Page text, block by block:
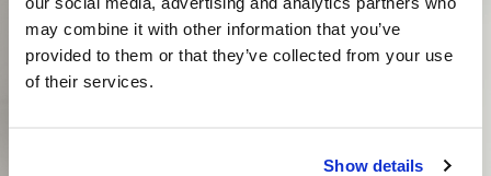
may combine it with other information that you’ve
provided to them or that they’ve collected from your use
of their services.
Show details